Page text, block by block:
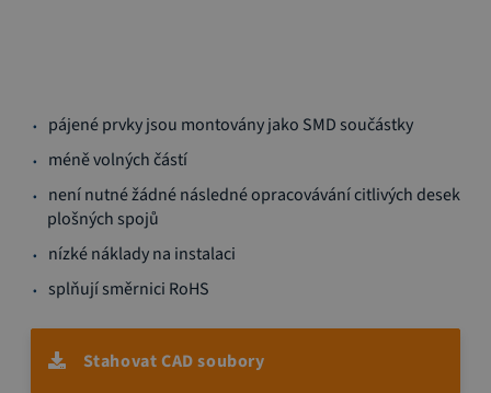
na
začátek
s
obrázky
pájené prvky jsou montovány jako SMD součástky
méně volných částí
není nutné žádné následné opracovávání citlivých desek
plošných spojů
nízké náklady na instalaci
splňují směrnici RoHS
Stahovat CAD soubory